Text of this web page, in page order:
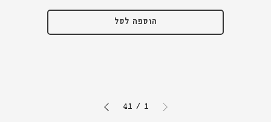
הוספה לסל
1
/
41